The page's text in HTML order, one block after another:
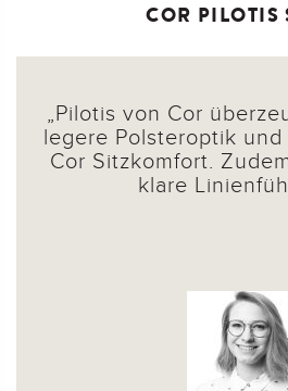
COR PILOTIS
Pilotis von Cor
legere Polsteroptik
Cor Sitzkomfort.
klare